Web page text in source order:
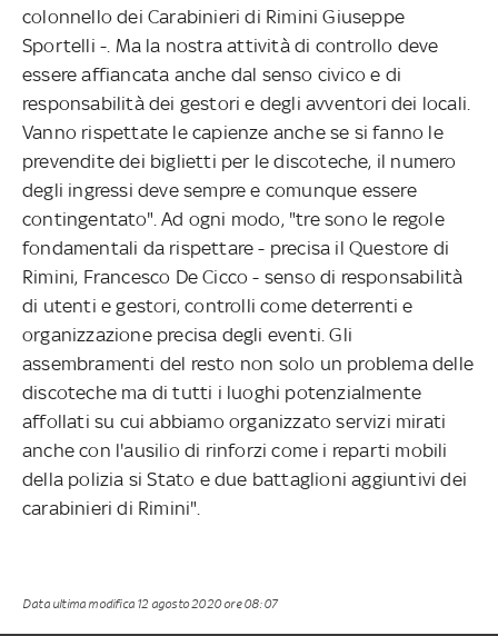
colonnello dei Carabinieri di Rimini Giuseppe
Sportelli -. Ma la nostra attività di controllo deve
essere affiancata anche dal senso civico e di
responsabilità dei gestori e degli avventori dei locali.
Vanno rispettate le capienze anche se si fanno le
prevendite dei biglietti per le discoteche, il numero
degli ingressi deve sempre e comunque essere
contingentato". Ad ogni modo, "tre sono le regole
fondamentali da rispettare - precisa il Questore di
Rimini, Francesco De Cicco - senso di responsabilità
di utenti e gestori, controlli come deterrenti e
organizzazione precisa degli eventi. Gli
assembramenti del resto non solo un problema delle
discoteche ma di tutti i luoghi potenzialmente
affollati su cui abbiamo organizzato servizi mirati
anche con l'ausilio di rinforzi come i reparti mobili
della polizia si Stato e due battaglioni aggiuntivi dei
carabinieri di Rimini".
Data ultima modifica 12 agosto 2020 ore 08:07